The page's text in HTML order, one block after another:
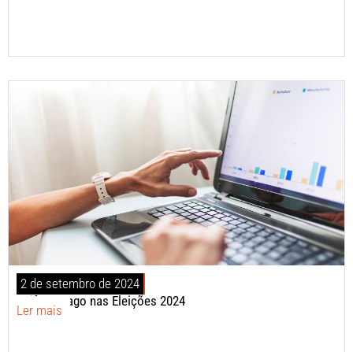
2 de setembro de 2024
Tráfego Pago nas Eleições 2024
Ler mais